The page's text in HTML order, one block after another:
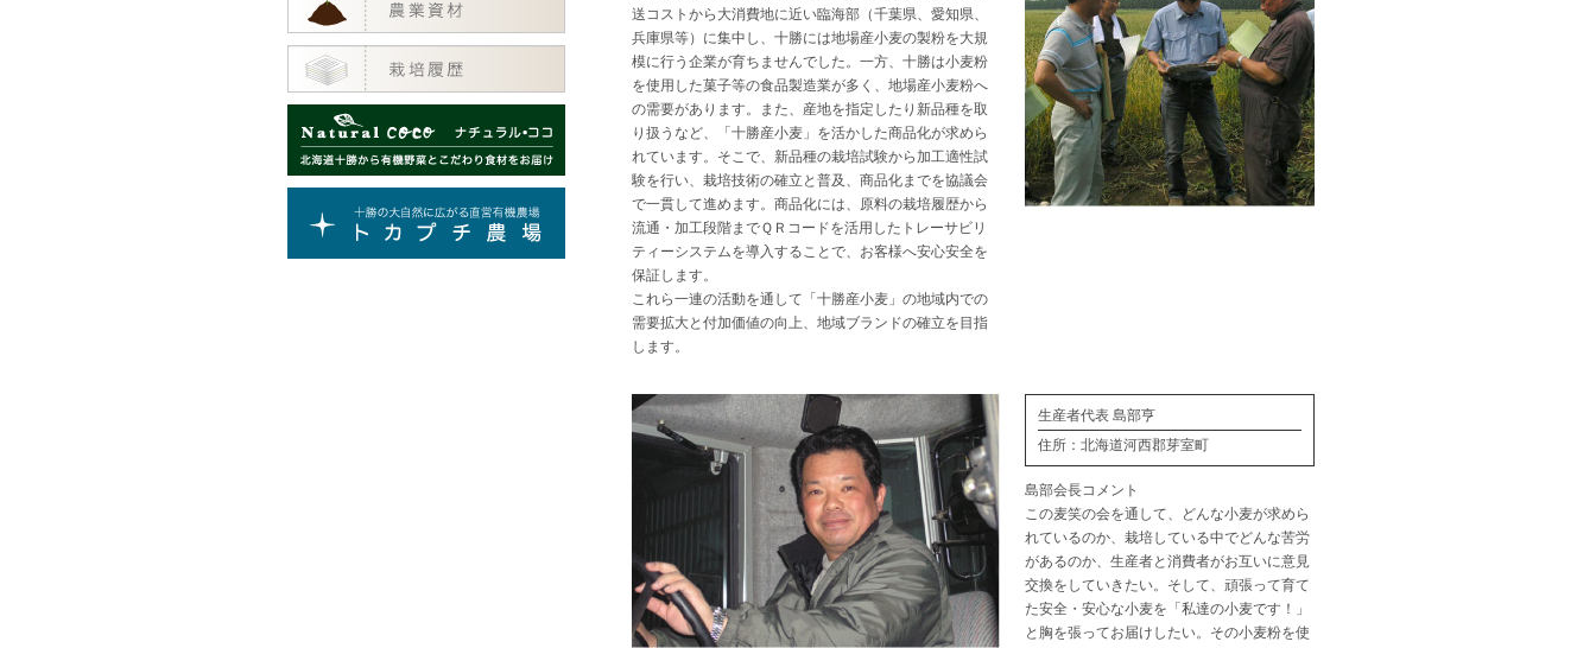
送コストから大消費地に近い臨海部（千葉県、愛知県、
兵庫県等）に集中し、十勝には地場産小麦の製粉を大規
模に行う企業が育ちませんでした。一方、十勝は小麦粉
を使用した菓子等の食品製造業が多く、地場産小麦粉へ
の需要があります。また、産地を指定したり新品種を取
り扱うなど、「十勝産小麦」を活かした商品化が求めら
れています。そこで、新品種の栽培試験から加工適性試
験を行い、栽培技術の確立と普及、商品化までを協議会
で一貫して進めます。商品化には、原料の栽培履歴から
流通・加工段階までＱＲコードを活用したトレーサビリ
ティーシステムを導入することで、お客様へ安心安全を
保証します。
これら一連の活動を通して「十勝産小麦」の地域内での
需要拡大と付加価値の向上、地域ブランドの確立を目指
します。
生産者代表 島部亨
住所：北海道河西郡芽室町
島部会長コメント
この麦笑の会を通して、どんな小麦が求めら
れているのか、栽培している中でどんな苦労
があるのか、生産者と消費者がお互いに意見
交換をしていきたい。そして、頑張って育て
た安全・安心な小麦を「私達の小麦です！」
と胸を張ってお届けしたい。その小麦粉を使